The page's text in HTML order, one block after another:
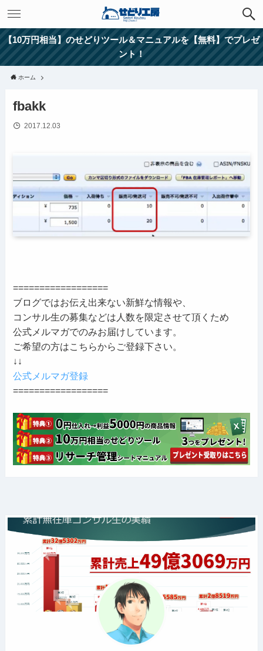
【10万円相当】のせどりツール＆マニュアルを【無料】でプレゼ
ント！
ホーム
fbakk
2017.12.03
==================
ブログではお伝え出来ない新鮮な情報や、
コンサル生の募集などは人数を限定させて頂くため
公式メルマガでのみお届けしています。
ご希望の方はこちらからご登録下さい。
↓↓
公式メルマガ登録
==================